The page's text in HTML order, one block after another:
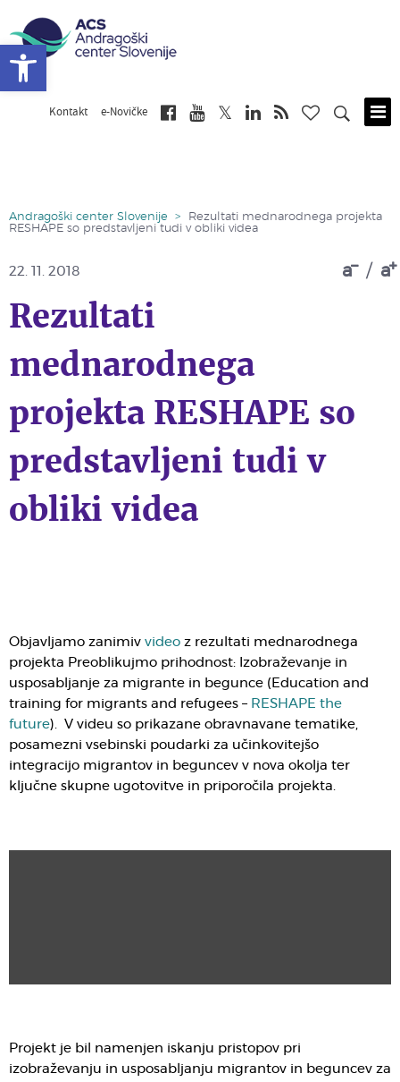
Kontakt e-Novičke
Andragoški center Slovenije >
Rezultati mednarodnega projekta
RESHAPE so predstavljeni tudi v obliki videa
a / a
22. 11. 2018
Rezultati
mednarodnega
projekta RESHAPE so
predstavljeni tudi v
obliki videa
Objavljamo zanimiv video z rezultati mednarodnega
projekta Preoblikujmo prihodnost: Izobraževanje in
usposabljanje za migrante in begunce (Education and
training for migrants and refugees – RESHAPE the
future). V videu so prikazane obravnavane tematike,
posamezni vsebinski poudarki za učinkovitejšo
integracijo migrantov in beguncev v nova okolja ter
ključne skupne ugotovitve in priporočila projekta.
Projekt je bil namenjen iskanju pristopov pri
izobraževanju in usposabljanju migrantov in beguncev za
Open toolbar